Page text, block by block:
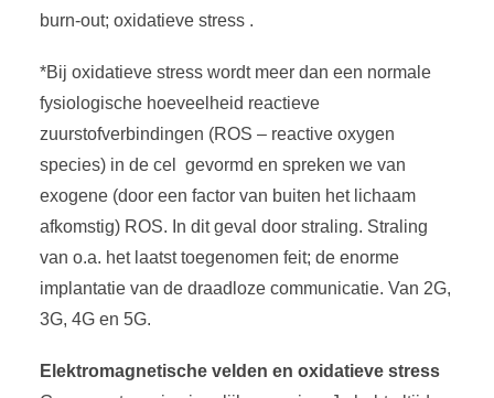
burn-out; oxidatieve stress .
*Bij oxidatieve stress wordt meer dan een normale
fysiologische hoeveelheid reactieve
zuurstofverbindingen (ROS – reactive oxygen
species) in de cel gevormd en spreken we van
exogene (door een factor van buiten het lichaam
afkomstig) ROS. In dit geval door straling. Straling
van o.a. het laatst toegenomen feit; de enorme
implantatie van de draadloze communicatie. Van 2G,
3G, 4G en 5G.
Elektromagnetische velden en oxidatieve stress